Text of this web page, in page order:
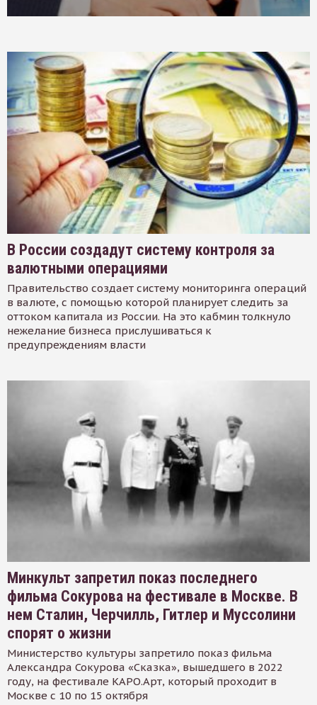
В России создадут систему контроля за
валютными операциями
Правительство создает систему мониторинга операций
в валюте, с помощью которой планирует следить за
оттоком капитала из России. На это кабмин толкнуло
нежелание бизнеса прислушиваться к
предупреждениям власти
Минкульт запретил показ последнего
фильма Сокурова на фестивале в Москве. В
нем Сталин, Черчилль, Гитлер и Муссолини
спорят о жизни
Министерство культуры запретило показ фильма
Александра Сокурова «Сказка», вышедшего в 2022
году, на фестивале КАРО.Арт, который проходит в
Москве с 10 по 15 октября